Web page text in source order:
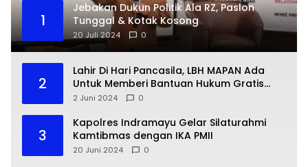
1
Jebakan Dukun Politik Ala RZ, Paslon
Tunggal & Kotak Kosong
20 Juli 2024 0
2
Lahir Di Hari Pancasila, LBH MAPAN Ada
Untuk Memberi Bantuan Hukum Gratis
Bagi Masyarakat Kurang Mampu
2 Juni 2024 0
3
Kapolres Indramayu Gelar Silaturahmi
Kamtibmas dengan IKA PMII
20 Juni 2024 0